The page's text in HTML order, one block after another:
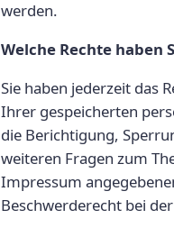
werden.
Welche Rechte haben
Sie haben jederzeit das
Ihrer gespeicherten
die Berichtigung,
weiteren Fragen zum
Impressum
Beschwerderecht bei